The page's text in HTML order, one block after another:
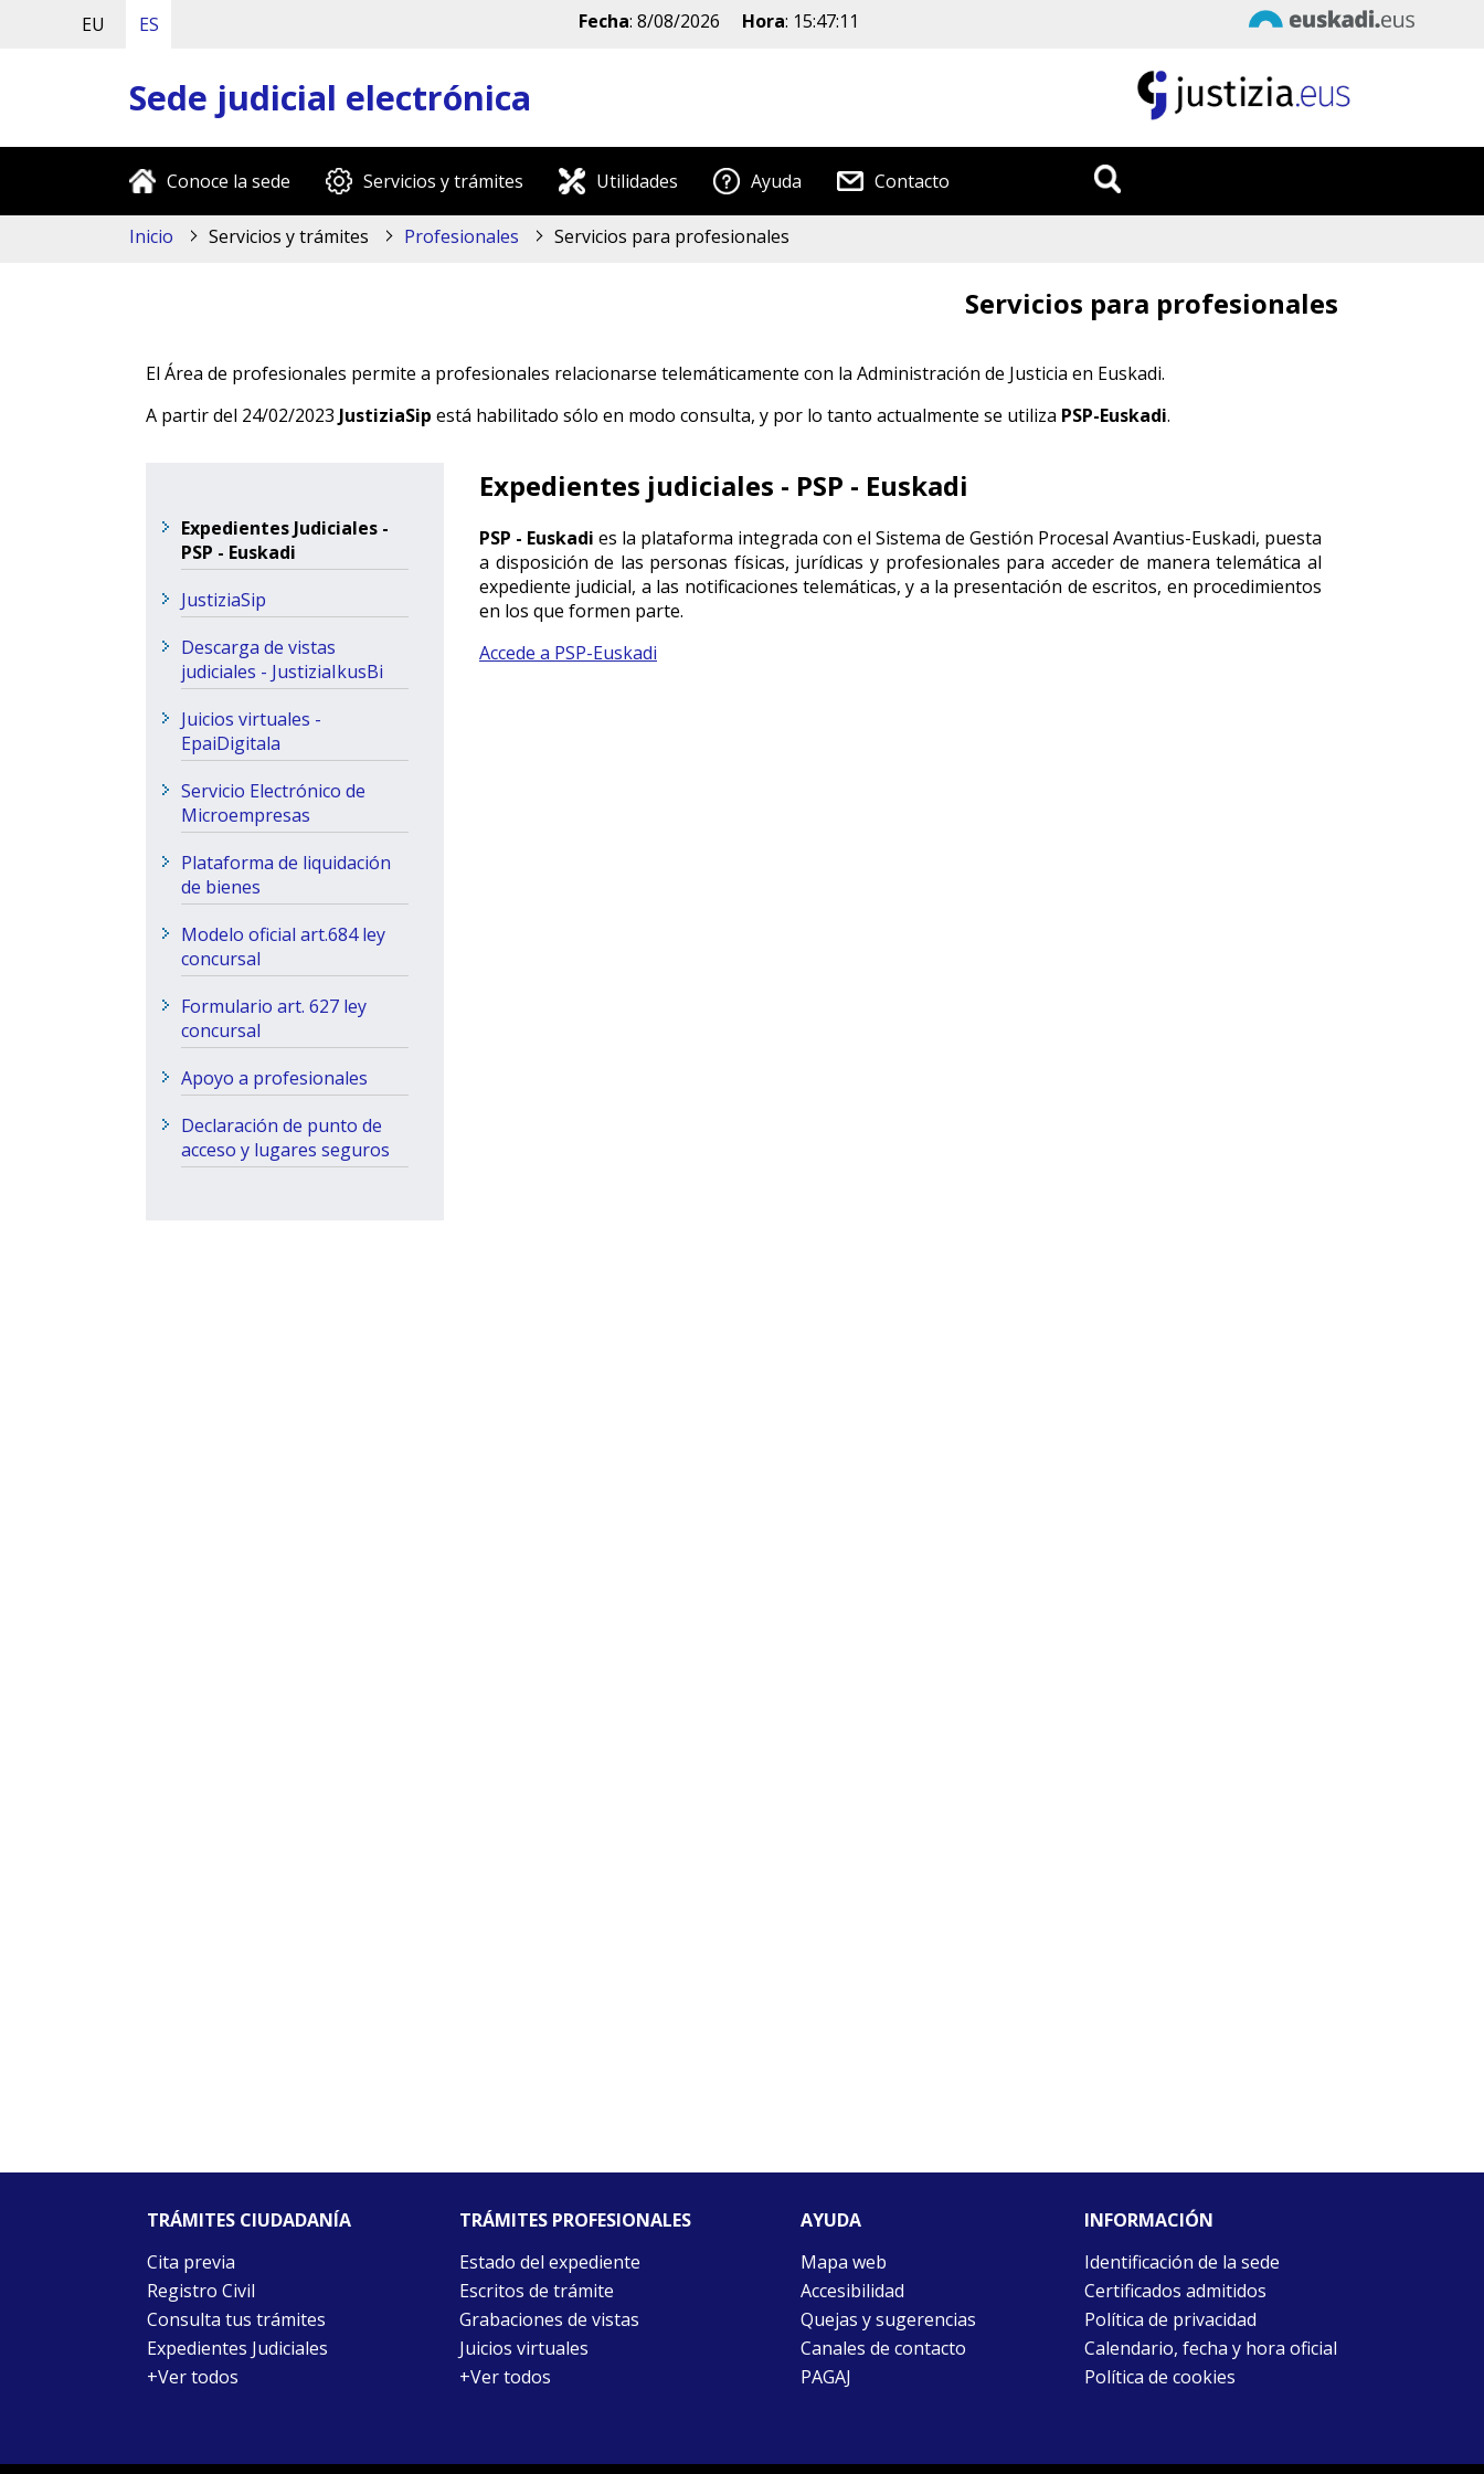
EU ES Fecha: 8/08/2026 Hora: 15:47:11
Sede judicial electrónica
Conoce la sede Servicios y trámites Utilidades Ayuda Contacto
Inicio
Servicios y trámites Profesionales Servicios para profesionales
Servicios para profesionales
El Área de profesionales permite a profesionales relacionarse telemáticamente con la Administración de Justicia en Euskadi.
A partir del 24/02/2023 JustiziaSip está habilitado sólo en modo consulta, y por lo tanto actualmente se utiliza PSP-Euskadi.
Expedientes Judiciales -
PSP - Euskadi
JustiziaSip
Descarga de vistas
judiciales - JustiziaIkusBi
Juicios virtuales -
EpaiDigitala
Servicio Electrónico de
Microempresas
Plataforma de liquidación
de bienes
Modelo oficial art.684 ley
concursal
Formulario art. 627 ley
concursal
Apoyo a profesionales
Declaración de punto de
acceso y lugares seguros
Expedientes judiciales - PSP - Euskadi
PSP - Euskadi es la plataforma integrada con el Sistema de Gestión Procesal Avantius-Euskadi, puesta
a disposición de las personas físicas, jurídicas y profesionales para acceder de manera telemática al
expediente judicial, a las notificaciones telemáticas, y a la presentación de escritos, en procedimientos
en los que formen parte.
Accede a PSP-Euskadi
TRÁMITES CIUDADANÍA
Cita previa
Registro Civil
Consulta tus trámites
Expedientes Judiciales
+Ver todos
TRÁMITES PROFESIONALES
Estado del expediente
Escritos de trámite
Grabaciones de vistas
Juicios virtuales
+Ver todos
AYUDA
Mapa web
Accesibilidad
Quejas y sugerencias
Canales de contacto
PAGAJ
INFORMACIÓN
Identificación de la sede
Certificados admitidos
Política de privacidad
Calendario, fecha y hora oficial
Política de cookies